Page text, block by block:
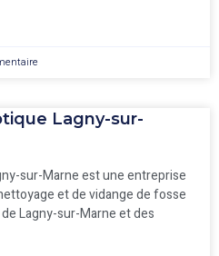
Lagny-sur-
sur-Marne est une entreprise
et de vidange de fosse
Lagny-sur-Marne et des